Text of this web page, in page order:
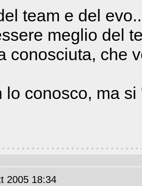
team e del
meglio del
conosciuta, che
lo conosco, ma
2005 18:34